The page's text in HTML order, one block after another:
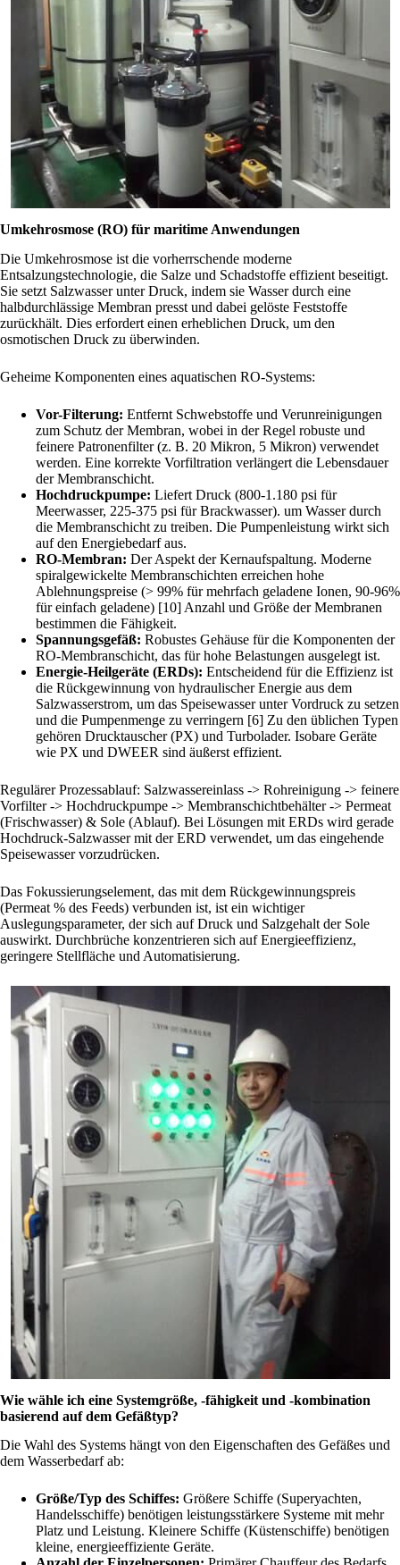
Umkehrosmose (RO) für maritime Anwendungen
Die Umkehrosmose ist die vorherrschende moderne
Entsalzungstechnologie, die Salze und Schadstoffe effizient beseitigt.
Sie setzt Salzwasser unter Druck, indem sie Wasser durch eine
halbdurchlässige Membran presst und dabei gelöste Feststoffe
zurückhält. Dies erfordert einen erheblichen Druck, um den
osmotischen Druck zu überwinden.
Geheime Komponenten eines aquatischen RO-Systems:
Vor-Filterung: Entfernt Schwebstoffe und Verunreinigungen
zum Schutz der Membran, wobei in der Regel robuste und
feinere Patronenfilter (z. B. 20 Mikron, 5 Mikron) verwendet
werden. Eine korrekte Vorfiltration verlängert die Lebensdauer
der Membranschicht.
Hochdruckpumpe: Liefert Druck (800-1.180 psi für
Meerwasser, 225-375 psi für Brackwasser). um Wasser durch
die Membranschicht zu treiben. Die Pumpenleistung wirkt sich
auf den Energiebedarf aus.
RO-Membran: Der Aspekt der Kernaufspaltung. Moderne
spiralgewickelte Membranschichten erreichen hohe
Ablehnungspreise (> 99% für mehrfach geladene Ionen, 90-96%
für einfach geladene) [10] Anzahl und Größe der Membranen
bestimmen die Fähigkeit.
Spannungsgefäß: Robustes Gehäuse für die Komponenten der
RO-Membranschicht, das für hohe Belastungen ausgelegt ist.
Energie-Heilgeräte (ERDs): Entscheidend für die Effizienz ist
die Rückgewinnung von hydraulischer Energie aus dem
Salzwasserstrom, um das Speisewasser unter Vordruck zu setzen
und die Pumpenmenge zu verringern [6] Zu den üblichen Typen
gehören Drucktauscher (PX) und Turbolader. Isobare Geräte
wie PX und DWEER sind äußerst effizient.
Regulärer Prozessablauf: Salzwassereinlass -> Rohreinigung -> feinere
Vorfilter -> Hochdruckpumpe -> Membranschichtbehälter -> Permeat
(Frischwasser) & Sole (Ablauf). Bei Lösungen mit ERDs wird gerade
Hochdruck-Salzwasser mit der ERD verwendet, um das eingehende
Speisewasser vorzudrücken.
Das Fokussierungselement, das mit dem Rückgewinnungspreis
(Permeat % des Feeds) verbunden ist, ist ein wichtiger
Auslegungsparameter, der sich auf Druck und Salzgehalt der Sole
auswirkt. Durchbrüche konzentrieren sich auf Energieeffizienz,
geringere Stellfläche und Automatisierung.
Wie wähle ich eine Systemgröße, -fähigkeit und -kombination
basierend auf dem Gefäßtyp?
Die Wahl des Systems hängt von den Eigenschaften des Gefäßes und
dem Wasserbedarf ab:
Größe/Typ des Schiffes: Größere Schiffe (Superyachten,
Handelsschiffe) benötigen leistungsstärkere Systeme mit mehr
Platz und Leistung. Kleinere Schiffe (Küstenschiffe) benötigen
kleine, energieeffiziente Geräte.